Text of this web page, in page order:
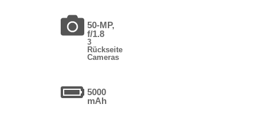
50-MP,
f/1.8
3
Rückseite
Cameras
5000
mAh